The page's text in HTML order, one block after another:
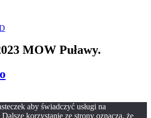
MOW Puławy.
aby świadczyć usługi na
korzystanie ze strony oznacza, że